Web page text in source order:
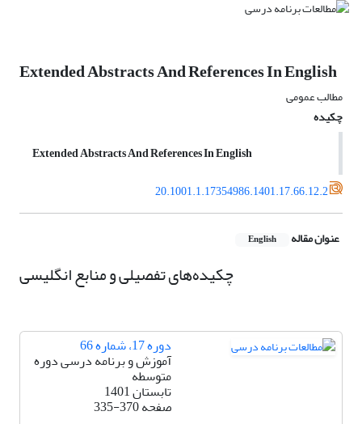
Extended Abstracts And References In English
مطالب عمومی
چکیده
Extended Abstracts And References In English
20.1001.1.17354986.1401.17.66.12.2
عنوان مقاله English
چکیده‌های تفصیلی و منابع انگلیسی
دوره 17، شماره 66
آموزش و برنامه درسی دوره
متوسطه
تابستان 1401
صفحه335-370